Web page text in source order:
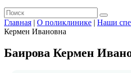
Главная | О поликлинике | Наши
Кермен Ивановна
Баирова Кермен